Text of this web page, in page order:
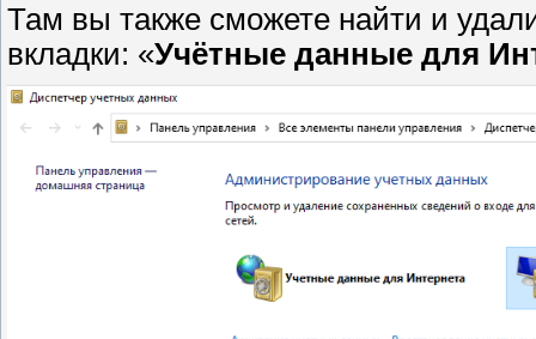
Там вы также сможете найти и
вкладки: «Учётные данные для